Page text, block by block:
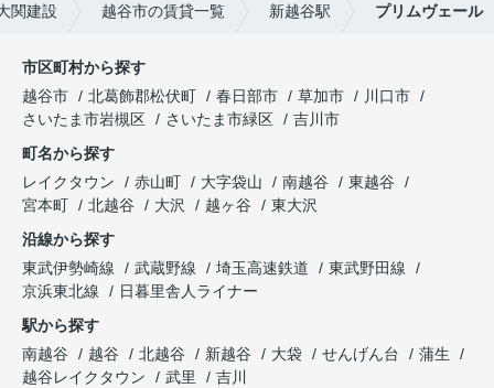
関建設 越谷市の賃貸一覧 新越谷駅 プリムヴェール
市区町村から探す
越谷市
北葛飾郡松伏町 春日部市 草加市
川口市
さいたま市岩槻区
さいたま市緑区
吉川市
町名から探す
レイクタウン
赤山町 大字袋山 南越谷
東越谷
宮本町
北越谷 大沢 越ヶ谷
東大沢
沿線から探す
東武伊勢崎線
武蔵野線 埼玉高速鉄道
東武野田線
京浜東北線
日暮里舎人ライナー
駅から探す
南越谷
越谷 北越谷 新越谷 大袋 せんげん台
蒲生
越谷レイクタウン
武里 吉川